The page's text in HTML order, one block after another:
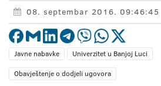
08. septembar 2016. 09:46:45
Javne nabavke
Univerzitet u Banjoj Luci
Obavještenje o dodjeli ugovora